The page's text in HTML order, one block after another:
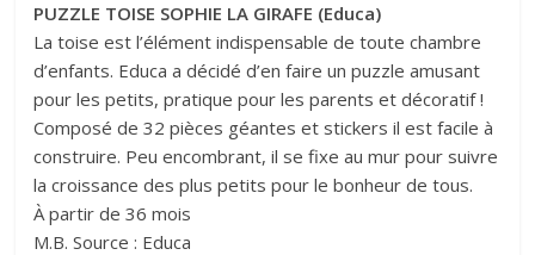
PUZZLE TOISE SOPHIE LA GIRAFE (Educa)
La toise est l’élément indispensable de toute chambre
d’enfants. Educa a décidé d’en faire un puzzle amusant
pour les petits, pratique pour les parents et décoratif !
Composé de 32 pièces géantes et stickers il est facile à
construire. Peu encombrant, il se fixe au mur pour suivre
la croissance des plus petits pour le bonheur de tous.
À partir de 36 mois
M.B. Source : Educa